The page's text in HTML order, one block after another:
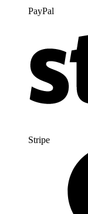
PayPal
Stripe